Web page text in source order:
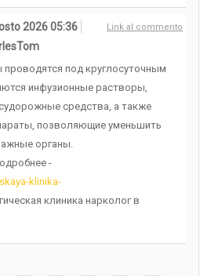
Link al commento
2026 05:36
проводятся под круглосуточным
инфузионные растворы,
средства, а также
позволяющие уменьшить
органы.
-
klinika-
клиника нарколог в